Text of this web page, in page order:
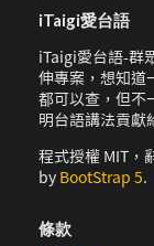
iTaigi愛台語
iTaigi愛台語-群
伸專案，想知道
都可以查，但不
明台語講法貢獻
程式授權 MIT，
by BootStrap 5.
條款